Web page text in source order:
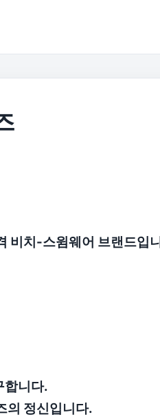
비치-스윔웨어 브랜드입니
합니다.
의 정신입니다.